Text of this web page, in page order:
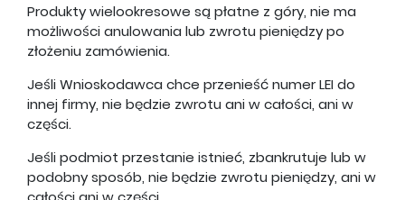
Produkty wielookresowe są płatne z góry, nie ma
możliwości anulowania lub zwrotu pieniędzy po
złożeniu zamówienia.
Jeśli Wnioskodawca chce przenieść numer LEI do
innej firmy, nie będzie zwrotu ani w całości, ani w
części.
Jeśli podmiot przestanie istnieć, zbankrutuje lub w
podobny sposób, nie będzie zwrotu pieniędzy, ani w